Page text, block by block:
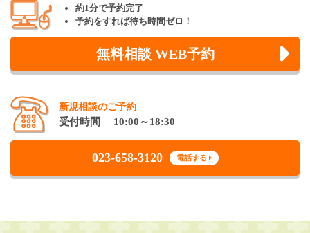
約1分で予約完了
予約をすれば待ち時間ゼロ！
無料相談 WEB予約
新規相談のご予約
受付時間 10:00～18:30
023-658-3120 電話する